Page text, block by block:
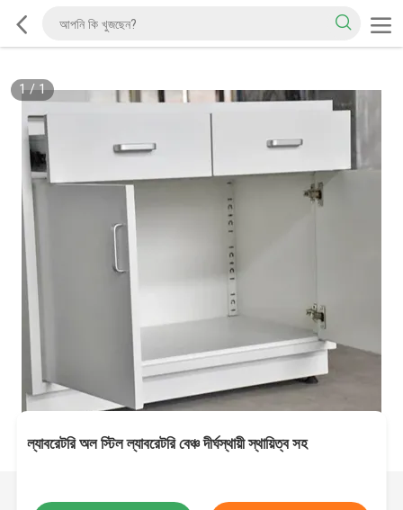
1/1
ল্যাবরেটরি অল স্টিল ল্যাবরেটরি বেঞ্চ দীর্ঘস্থায়ী স্থায়িত্ব সহ